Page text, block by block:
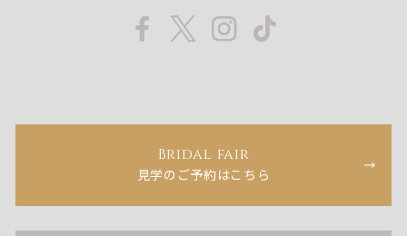
Bridal fair
見学のご予約はこちら